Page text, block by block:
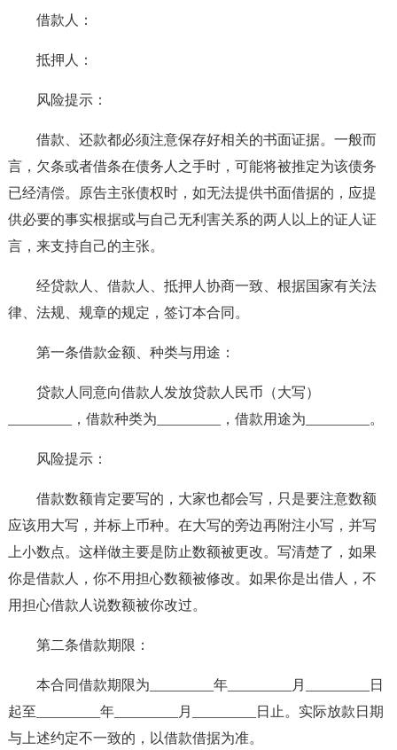
借款人：
抵押人：
风险提示：
借款、还款都必须注意保存好相关的书面证据。一般而
言，欠条或者借条在债务人之手时，可能将被推定为该债务
已经清偿。原告主张债权时，如无法提供书面借据的，应提
供必要的事实根据或与自己无利害关系的两人以上的证人证
言，来支持自己的主张。
经贷款人、借款人、抵押人协商一致、根据国家有关法
律、法规、规章的规定，签订本合同。
第一条借款金额、种类与用途：
贷款人同意向借款人发放贷款人民币（大写）
_________，借款种类为_________，借款用途为_________。
风险提示：
借款数额肯定要写的，大家也都会写，只是要注意数额
应该用大写，并标上币种。在大写的旁边再附注小写，并写
上小数点。这样做主要是防止数额被更改。写清楚了，如果
你是借款人，你不用担心数额被修改。如果你是出借人，不
用担心借款人说数额被你改过。
第二条借款期限：
本合同借款期限为_________年_________月_________日
起至_________年_________月_________日止。实际放款日期
与上述约定不一致的，以借款借据为准。